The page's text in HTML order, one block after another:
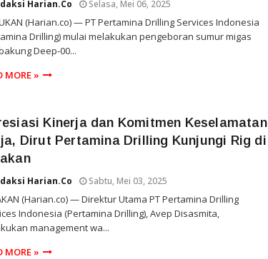
Harian.co Selasa, Mei 06, 2025
(Harian.co) — PT Pertamina Drilling Services Indonesia
Drilling) mulai melakukan pengeboran sumur migas
Deep-00...
MORE »
Kinerja dan Komitmen Keselamatan
Dirut Pertamina Drilling Kunjungi Rig di
Harian.co Sabtu, Mei 03, 2025
(Harian.co) — Direktur Utama PT Pertamina Drilling
Indonesia (Pertamina Drilling), Avep Disasmita,
management wa...
MORE »